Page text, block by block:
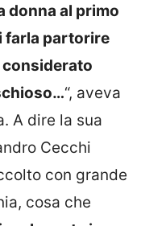
donna al primo
farla partorire
considerato
“, aveva
A dire la sua
Cecchi
con grande
cosa che